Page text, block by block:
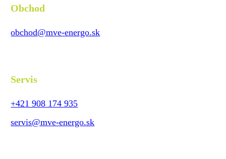
Obchod
obchod@mve-energo.sk
Servis
+421 908 174 935
servis@mve-energo.sk